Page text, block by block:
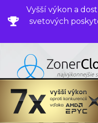
Vyšší výkon a
svetových